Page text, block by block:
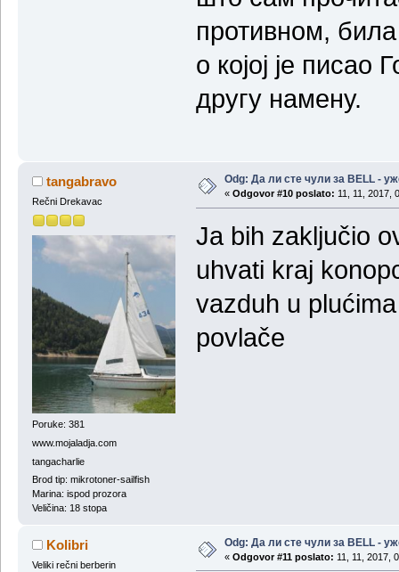
противном,
о којој је писао
другу намену.
tangabravo
Rečni Drekavac
Poruke: 381
www.mojaladja.com
tangacharlie
Brod tip: mikrotoner-sailfish
Marina: ispod prozora
Veličina: 18 stopa
Odg: Да ли сте чули за BELL -
« Odgovor #10 poslato: 11, 11, 2017,
Ja bih zaključio
uhvati kraj
vazduh u
povlače
Kolibri
Veliki rečni berberin
Odg: Да ли сте чули за BELL -
« Odgovor #11 poslato: 11, 11, 2017,